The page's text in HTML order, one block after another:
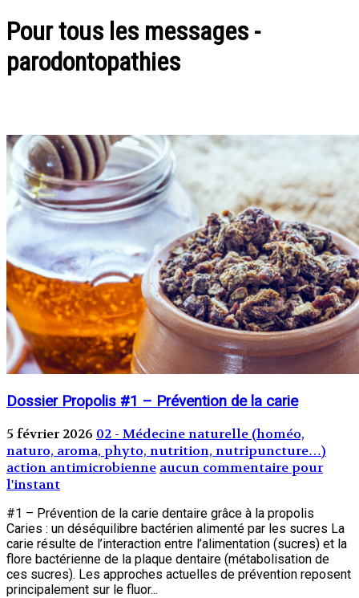
Pour tous les messages -
parodontopathies
Dossier Propolis #1 – Prévention de la carie
5 février 2026 02 - Médecine naturelle (homéo,
naturo, aroma, phyto, nutrition, nutripuncture…)
action antimicrobienne aucun commentaire pour
l'instant
#1 – Prévention de la carie dentaire grâce à la propolis
Caries : un déséquilibre bactérien alimenté par les sucres La
carie résulte de l’interaction entre l’alimentation (sucres) et la
flore bactérienne de la plaque dentaire (métabolisation de
ces sucres). Les approches actuelles de prévention reposent
principalement sur le fluor...